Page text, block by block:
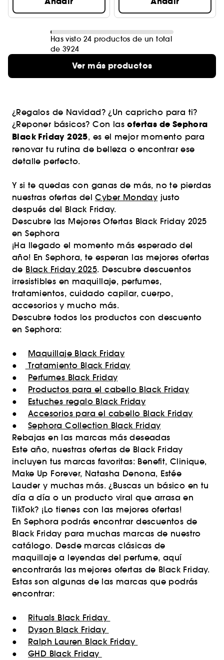
Has visto 24 productos de un total
de 3924
Ver más productos
¿Regalos de Navidad? ¿Un capricho para ti?
¿Reponer básicos? Con lasofertas de Sephora
Black Friday 2025, es el mejor momento para
renovar tu rutina de belleza o encontrar ese
detalle perfecto.
Y si te quedas con ganas de más, no te pierdas
nuestras ofertas delCyber Monday justo
después del Black Friday.
Descubre las Mejores Ofertas Black Friday 2025
en Sephora
¡Ha llegado el momento más esperado del
año! En Sephora, te esperan las mejores ofertas
de Black Friday 2025. Descubre descuentos
irresistibles en maquillaje, perfumes,
tratamientos, cuidado capilar, cuerpo,
accesorios y mucho más.
Descubre todos los productos con descuento
en Sephora:
● Maquillaje Black Friday
●
Tratamiento Black Friday
● Perfumes Black Friday
● Productos para el cabello Black Friday
● Estuches regalo Black Friday
● Accesorios para el cabello Black Friday
● Sephora Collection Black Friday
Rebajas en las marcas más deseadas
Este año, nuestras ofertas de Black Friday
incluyen tus marcas favoritas: Benefit, Clinique,
Make Up Forever, Natasha Denona, Estée
Lauder y muchas más. ¿Buscas un básico en tu
día a día o un producto viral que arrasa en
TikTok? ¡Lo tienes con las mejores ofertas!
En Sephora podrás encontrar descuentos de
Black Friday para muchas marcas de nuestro
catálogo. Desde marcas clásicas de
maquillaje a leyendas del perfume, aquí
encontrarás las mejores ofertas de Black Friday.
Estas son algunas de las marcas que podrás
encontrar:
● Rituals Black Friday
● Dyson Black Friday
● Ralph Lauren Black Friday
● GHD Black Friday